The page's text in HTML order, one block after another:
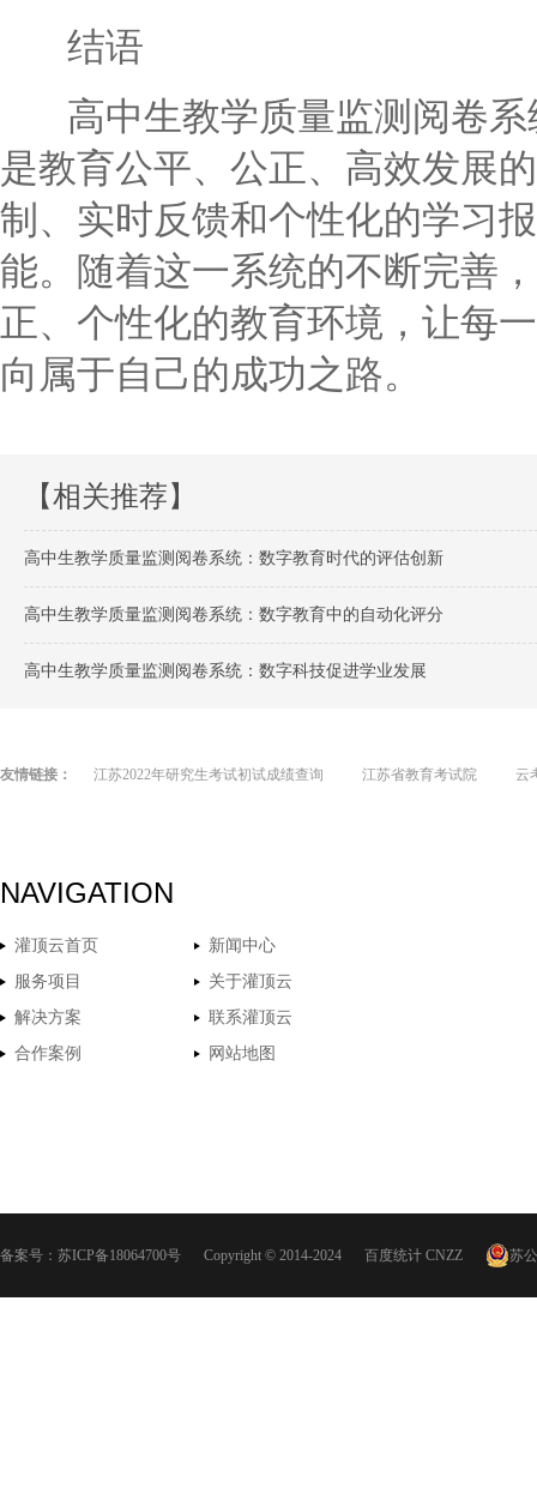
结语
高中生教学质量监测阅卷系
是教育公平、公正、高效发展
制、实时反馈和个性化的学习
能。随着这一系统的不断完善
正、个性化的教育环境，让每
向属于自己的成功之路。
【相关推荐】
高中生教学质量监测阅卷系统：数字教育时代的评估创新
高中生教学质量监测阅卷系统：数字教育中的自动化评分
高中生教学质量监测阅卷系统：数字科技促进学业发展
友情链接： 江苏2022年研究生考试初试成绩查询 江苏省教育考试院 云
NAVIGATION
灌顶云首页
新闻中心
服务项目
关于灌顶云
解决方案
联系灌顶云
合作案例
网站地图
备案号： 苏ICP备18064700号 Copyright © 2014-2024 百度统计 CNZZ 苏